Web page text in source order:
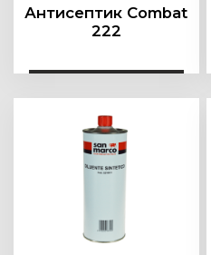
Антисептик Combat
222